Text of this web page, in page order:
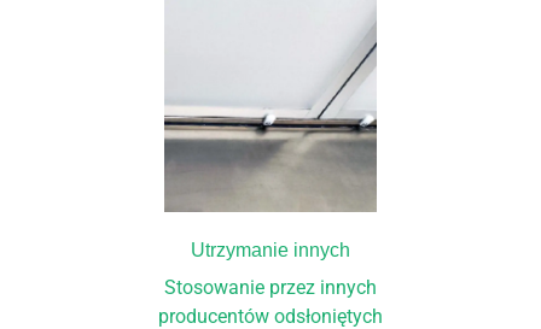
Utrzymanie innych
Stosowanie przez innych
producentów odsłoniętych